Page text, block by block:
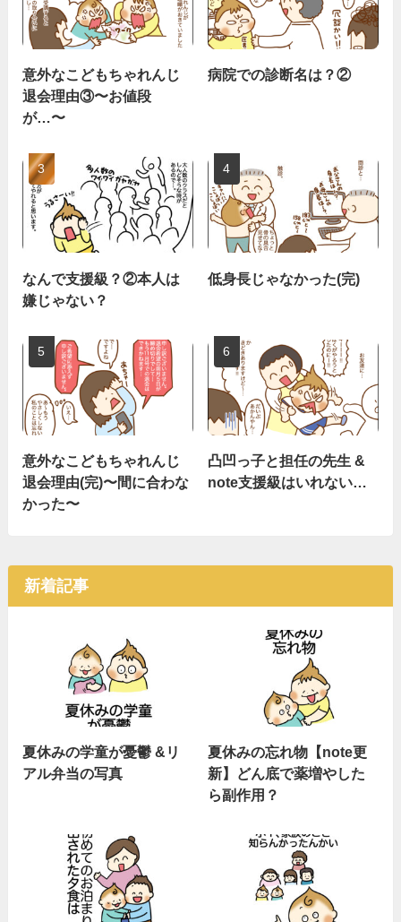
意外なこどもちゃれんじ
退会理由③〜お値段
が…〜
病院での診断名は？②
なんで支援級？②本人は
嫌じゃない？
低身長じゃなかった(完)
意外なこどもちゃれんじ
退会理由(完)〜間に合わな
かった〜
凸凹っ子と担任の先生 &
note支援級はいれない…
新着記事
夏休みの学童が憂鬱 &リ
アル弁当の写真
夏休みの忘れ物【note更
新】どん底で薬増やした
ら副作用？